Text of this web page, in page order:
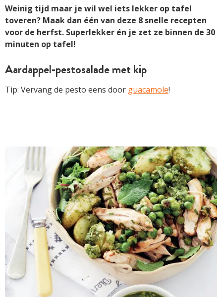
Weinig tijd maar je wil wel iets lekker op tafel
toveren? Maak dan één van deze 8 snelle recepten
voor de herfst. Superlekker én je zet ze binnen de 30
minuten op tafel!
Aardappel-pestosalade met kip
Tip: Vervang de pesto eens door guacamole!